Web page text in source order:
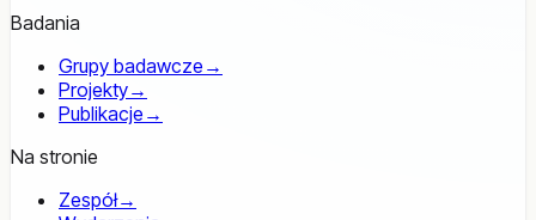
Badania
Grupy badawcze →
Projekty→
Publikacje →
Na stronie
Zespół→